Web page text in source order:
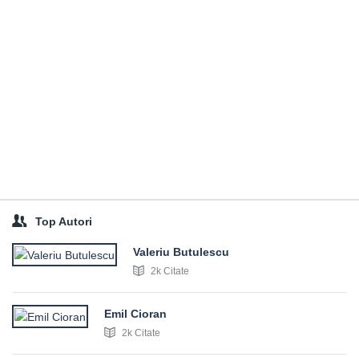
Top Autori
Valeriu Butulescu
2k Citate
Emil Cioran
2k Citate